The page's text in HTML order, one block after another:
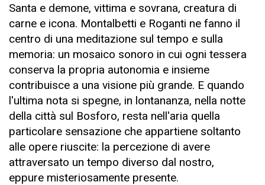
Santa e demone, vittima e sovrana, creatura di
carne e icona. Montalbetti e Roganti ne fanno il
centro di una meditazione sul tempo e sulla
memoria: un mosaico sonoro in cui ogni tessera
conserva la propria autonomia e insieme
contribuisce a una visione più grande. E quando
l'ultima nota si spegne, in lontananza, nella notte
della città sul Bosforo, resta nell'aria quella
particolare sensazione che appartiene soltanto
alle opere riuscite: la percezione di avere
attraversato un tempo diverso dal nostro,
eppure misteriosamente presente.